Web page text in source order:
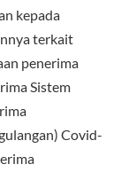
kepada
terkait
penerima
Sistem
Covid-